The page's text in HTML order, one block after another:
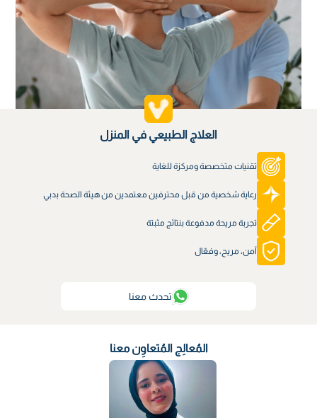
العلاج الطبيعي في المنزل
تقنيات متخصصة ومركزة للغاية
رعاية شخصية من قبل محترفين معتمدين من هيئة الصحة بدبي
تجربة مريحة مدفوعة بنتائج مثبتة
آمن، مريح، وفعّال
تحدث معنا
المُعالِج المُتعاوِن معنا